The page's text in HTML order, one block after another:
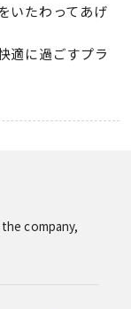
いたわってあげ
適に過ごすプラ
company,